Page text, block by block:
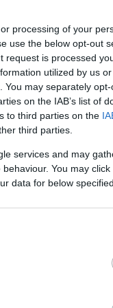
processing of your
use the below opt-out
request is processed
utilized by us
may separately
on the IAB’s list of
to third parties on the
third parties.
services and may
You may
data for below
ahol helyi
pedig
mellett
a mézet,
kedvelt
Az
a Fehérvári
a
Szent